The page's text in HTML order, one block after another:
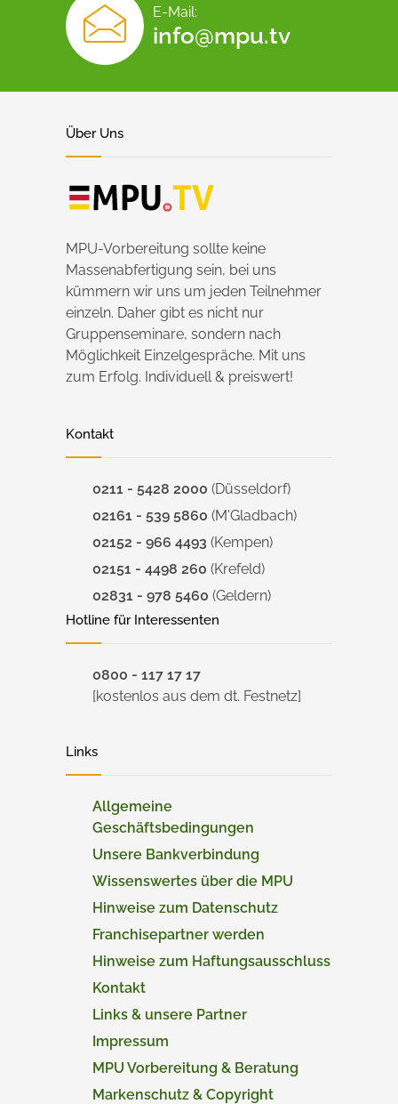
E-Mail:
info@mpu.tv
Über Uns
MPU-Vorbereitung sollte keine
Massenabfertigung sein, bei uns
kümmern wir uns um jeden Teilnehmer
einzeln. Daher gibt es nicht nur
Gruppenseminare, sondern nach
Möglichkeit Einzelgespräche. Mit uns
zum Erfolg. Individuell & preiswert!
Kontakt
0211 - 5428 2000 (Düsseldorf)
02161 - 539 5860 (M'Gladbach)
02152 - 966 4493 (Kempen)
02151 - 4498 260 (Krefeld)
02831 - 978 5460 (Geldern)
Hotline für Interessenten
0800 - 117 17 17
[kostenlos aus dem dt. Festnetz]
Links
Allgemeine
Geschäftsbedingungen
Unsere Bankverbindung
Wissenswertes über die MPU
Hinweise zum Datenschutz
Franchisepartner werden
Hinweise zum Haftungsausschluss
Kontakt
Links & unsere Partner
Impressum
MPU Vorbereitung & Beratung
Markenschutz & Copyright